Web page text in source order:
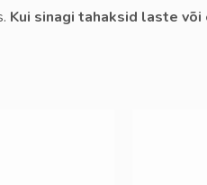
Kui sinagi tahaksid laste